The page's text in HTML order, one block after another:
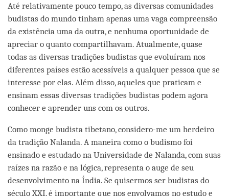
Até relativamente pouco tempo, as diversas comunidades
budistas do mundo tinham apenas uma vaga compreensão
da existência uma da outra, e nenhuma oportunidade de
apreciar o quanto compartilhavam. Atualmente, quase
todas as diversas tradições budistas que evoluíram nos
diferentes países estão acessíveis a qualquer pessoa que se
interesse por elas. Além disso, aqueles que praticam e
ensinam essas diversas tradições budistas podem agora
conhecer e aprender uns com os outros.
Como monge budista tibetano, considero-me um herdeiro
da tradição Nalanda. A maneira como o budismo foi
ensinado e estudado na Universidade de Nalanda, com suas
raízes na razão e na lógica, representa o auge de seu
desenvolvimento na Índia. Se quisermos ser budistas do
século XXI, é importante que nos envolvamos no estudo e